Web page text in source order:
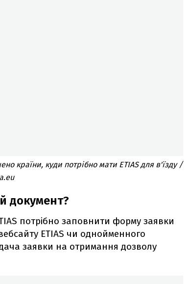
країни, куди потрібно мати ETIAS для в'їзду /
документ?
потрібно заповнити форму заявки
ETIAS чи однойменного
заявки на отримання дозволу